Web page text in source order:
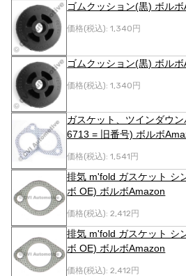
ゴムクッション(黒) ボル
価格(税込): 1,340円
ゴムクッション(黒) ボル
価格(税込): 1,340円
ガスケット、ツインダウ
6713 = 旧番号) ボルボ
価格(税込): 1,541円
排気 m'fold ガスケット シ
ボ OE) ボルボAmazon
価格(税込): 2,412円
排気 m'fold ガスケット シ
ボ OE) ボルボAmazon
価格(税込): 2,412円